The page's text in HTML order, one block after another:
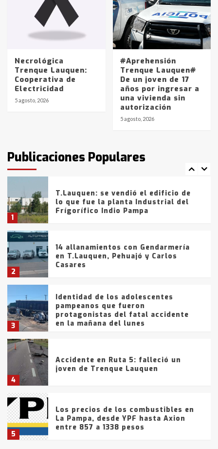
Necrológica
Trenque Lauquen:
Cooperativa de
Electricidad
5 agosto, 2026
#Aprehensión
Trenque Lauquen#
De un joven de 17
años por ingresar a
una vivienda sin
autorización
5 agosto, 2026
Publicaciones Populares
Los precios de los combustibles en
La Pampa, desde YPF hasta Axion
entre 857 a 1338 pesos
La Bolsa de Cereales de Bahía
Blanca anticipa que Agosto vendrá
con lluvias y heladas, en gran parte
fueron detenidos por
comercialización de drogas en la
tarde del sábado
1
T.Lauquen: se vendió el edificio de
lo que fue la planta Industrial del
Frígorífico Indio Pampa
2
14 allanamientos con Gendarmería
en T.Lauquen, Pehuajó y Carlos
Casares
3
Identidad de los adolescentes
pampeanos que fueron
protagonistas del fatal accidente
en la mañana del lunes
4
Accidente en Ruta 5: falleció un
joven de Trenque Lauquen
5
Los precios de los combustibles en
La Pampa, desde YPF hasta Axion
entre 857 a 1338 pesos